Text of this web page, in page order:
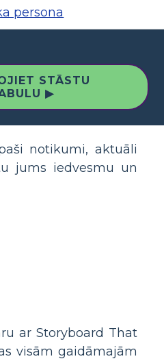
persona
STĀSTU
▶
notikumi, aktuāli
jums iedvesmu un
ar Storyboard That
visām gaidāmajām